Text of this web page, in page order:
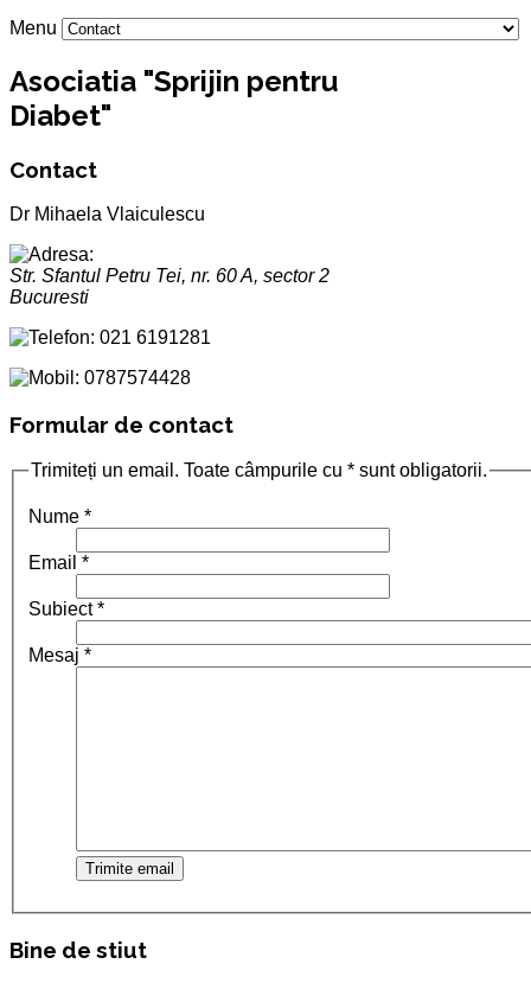
Menu
Asociatia "Sprijin pentru
Diabet"
Contact
Dr Mihaela Vlaiculescu
Str. Sfantul Petru Tei, nr. 60 A, sector 2
Bucuresti
021 6191281
0787574428
Formular de contact
Trimiteți un email. Toate câmpurile cu * sunt obligatorii.
Nume *
Email *
Subiect*
Mesaj *
Trimite email
Bine de stiut